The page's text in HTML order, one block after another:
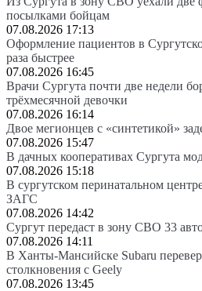
посылками бойцам
07.08.2026 17:13
Оформление пациентов в
раза быстрее
07.08.2026 16:45
Врачи Сургута почти две недели
трёхмесячной девочки
07.08.2026 16:14
Двое мегионцев с «синтетикой»
07.08.2026 15:47
В дачных кооперативах Сургута
07.08.2026 15:18
В сургутском перинатальном
ЗАГС
07.08.2026 14:42
Сургут передаст в зону СВО 33
07.08.2026 14:11
В Ханты-Мансийске Subaru
столкновения с Geely
07.08.2026 13:45